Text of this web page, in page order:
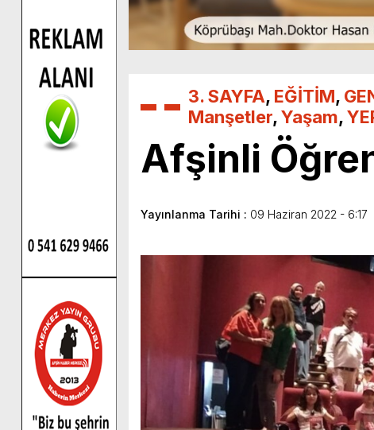
3. SAYFA, EĞİTİM,
Manşetler,Yaşam,
Afşinli
Yayınlanma Tarihi : 09 Haziran 2022 - 6:17